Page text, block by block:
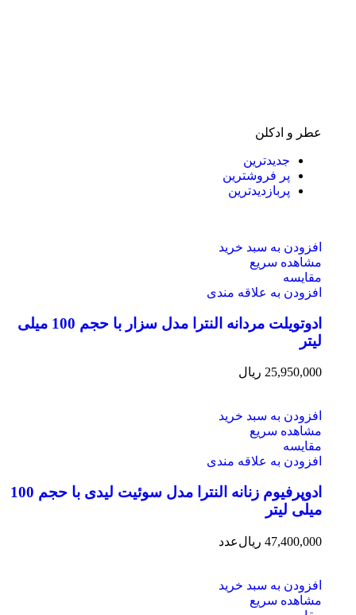
عطر و ادکلن
جدیدترین
پر فروشترین
پربازدیدترین
افزودن به سبد خرید
مشاهده سریع
مقایسه
افزودن به علاقه مندی
ادوتویلت مردانه النترا مدل سزار با حجم 100 میلی
لیتر
25,950,000 ریال
افزودن به سبد خرید
مشاهده سریع
مقایسه
افزودن به علاقه مندی
ادوپرفیوم زنانه النترا مدل سوئیت لیدی با حجم 100
میلی لیتر
47,400,000 ریالعدد
افزودن به سبد خرید
مشاهده سریع